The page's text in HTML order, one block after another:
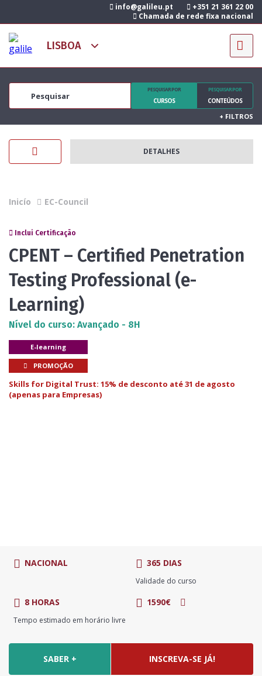
info@galileu.pt
+351 21 361 22 00
Chamada de rede fixa nacional
PESQUISAR POR
CURSOS
PESQUISAR POR
CONTEÚDOS
+ FILTROS
DETALHES
Inicío EC-Council
Inclui Certificação
CPENT – Certified Penetration
Testing Professional (e-
Learning)
Nível do curso: Avançado - 8H
E-learning
PROMOÇÃO
Skills for Digital Trust: 15% de desconto até 31 de agosto
(apenas para Empresas)
NACIONAL 365 DIAS
Validade do curso
8 HORAS
Tempo estimado em horário livre
1590€
SABER + INSCREVA-SE JÁ!